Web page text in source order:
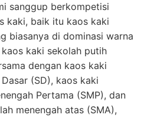
sanggup berkompetisi
kaki, baik itu kaos kaki
biasanya di dominasi warna
kaki sekolah putih
dengan kaos kaki
(SD), kaos kaki
Pertama (SMP), dan
menengah atas (SMA),